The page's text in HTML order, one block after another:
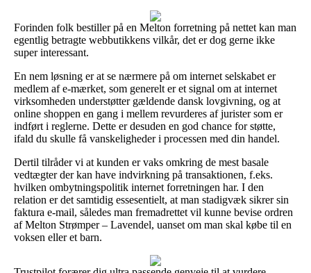
Forinden folk bestiller på en Melton forretning på nettet kan man
egentlig betragte webbutikkens vilkår, det er dog gerne ikke
super interessant.
En nem løsning er at se nærmere på om internet selskabet er
medlem af e-mærket, som generelt er et signal om at internet
virksomheden understøtter gældende dansk lovgivning, og at
online shoppen en gang i mellem revurderes af jurister som er
indført i reglerne. Dette er desuden en god chance for støtte,
ifald du skulle få vanskeligheder i processen med din handel.
Dertil tilråder vi at kunden er vaks omkring de mest basale
vedtægter der kan have indvirkning på transaktionen, f.eks.
hvilken ombytningspolitik internet forretningen har. I den
relation er det samtidig essesentielt, at man stadigvæk sikrer sin
faktura e-mail, således man fremadrettet vil kunne bevise ordren
af Melton Strømper – Lavendel, uanset om man skal købe til en
voksen eller et barn.